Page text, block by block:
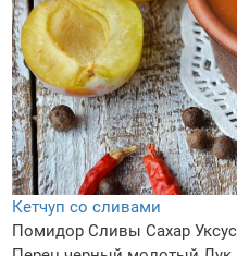
Кетчуп со сливами
Помидор Сливы Сахар